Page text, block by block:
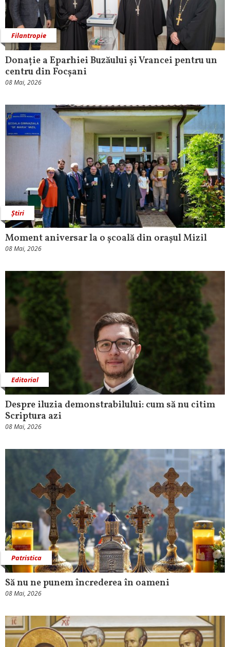
Filantropie
Donație a Eparhiei Buzăului și Vrancei pentru un
centru din Focșani
08 Mai, 2026
Știri
Moment aniversar la o școală din orașul Mizil
08 Mai, 2026
Editorial
Despre iluzia demonstrabilului: cum să nu citim
Scriptura azi
08 Mai, 2026
Patristica
Să nu ne punem încrederea în oameni
08 Mai, 2026